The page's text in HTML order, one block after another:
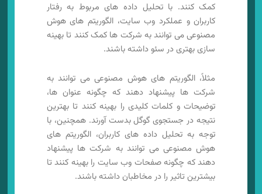
کمک کنند. با تحلیل داده های مربوط به رفتار
کاربران و عملکرد وب سایت، الگوریتم های هوش
مصنوعی می توانند به شرکت ها کمک کنند تا بهینه
سازی بهتری در سئو داشته باشند.
مثلاً، الگوریتم های هوش مصنوعی می توانند به
شرکت ها پیشنهاد دهند که چگونه عنوان ها،
توضیحات و کلمات کلیدی را بهینه کنند تا بهترین
نتیجه در جستجوی گوگل بدست آورند. همچنین، با
توجه به تحلیل داده های کاربران، الگوریتم های
هوش مصنوعی می توانند به شرکت ها پیشنهاد
دهند که چگونه صفحات وب سایت را بهینه کنند تا
بیشترین تاثیر را در مخاطبان داشته باشند.